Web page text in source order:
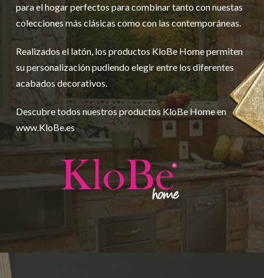
para el hogar perfectos para combinar tanto con nuestas
colecciones más clásicas como con las contemporáneas.
Realizados el latón, los productos KloBe Home permiten
su personalización pudiendo elegir entre los diferentes
acabados decorativos.
Descubre todos nuestros productos KloBe Home en
www.KloBe.es